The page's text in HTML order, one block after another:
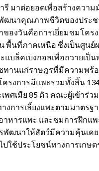
รี มาต่อยอดเพื่อสร้างความ
ฒนาคุณภาพชีวิตของประช
ของวันคือการเยี่ยมชมโคร
พื้นที่ภาคเหนือ ซึ่งเป็นศูน
แบล็คเบงกอลเพื่อถวายเป็
ทานแก่ราษฎรที่มีความพร้อ
รงการมีแพะรวมทั้งสิ้น
เพศเมีย 85 ตัว คณะผู้เข้าร่ว
างการเลี้ยงแพะตามมาตรฐ
าหารแพะ และชมการฝึกแพ
พัฒนาให้สัตว์มีความคุ้นเคย
ใช้ประโยชน์ทางการเกษต